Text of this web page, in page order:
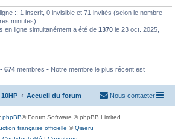
:: 1 inscrit, 0 invisible et 71 invités (selon le nombre
minutes)
en ligne simultanément a été de 1370 le 23 oct. 2025,
674 membres • Notre membre le plus récent est
Accueil du forum Nous contacter
phpBB® Forum Software © phpBB Limited
française officielle ©Qiaeru